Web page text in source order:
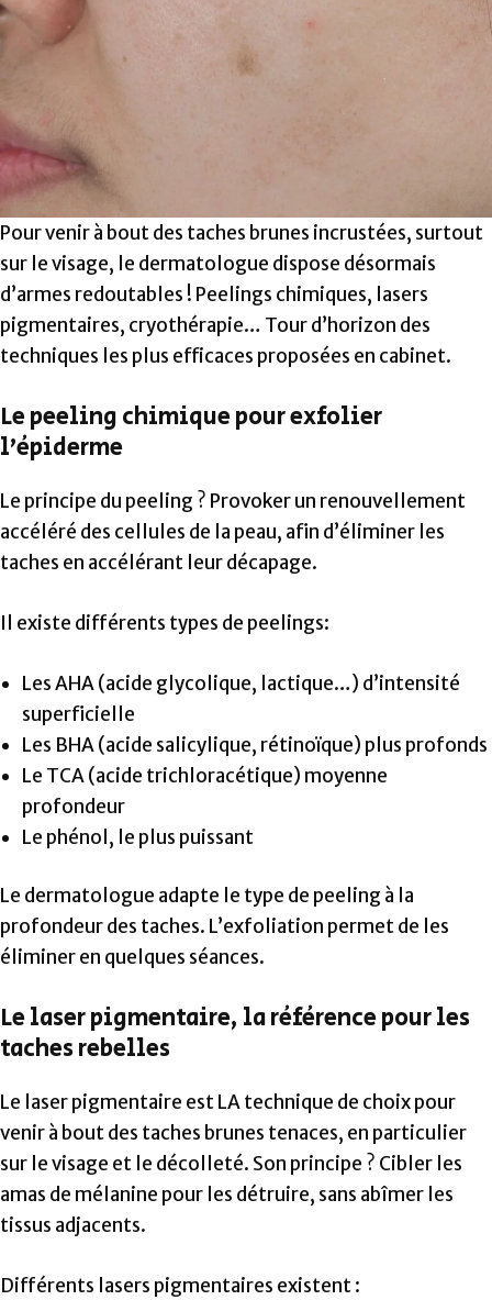
Pour venir à bout des taches brunes incrustées, surtout
sur le visage, le dermatologue dispose désormais
d’armes redoutables ! Peelings chimiques, lasers
pigmentaires, cryothérapie… Tour d’horizon des
techniques les plus efficaces proposées en cabinet.
Le peeling chimique pour exfolier
l’épiderme
Le principe du peeling ? Provoker un renouvellement
accéléré des cellules de la peau, afin d’éliminer les
taches en accélérant leur décapage.
Il existe différents types de peelings:
Les AHA (acide glycolique, lactique…) d’intensité
superficielle
Les BHA (acide salicylique, rétinoïque) plus profonds
Le TCA (acide trichloracétique) moyenne
profondeur
Le phénol, le plus puissant
Le dermatologue adapte le type de peeling à la
profondeur des taches. L’exfoliation permet de les
éliminer en quelques séances.
Le laser pigmentaire, la référence pour les
taches rebelles
Le laser pigmentaire est LA technique de choix pour
venir à bout des taches brunes tenaces, en particulier
sur le visage et le décolleté. Son principe ? Cibler les
amas de mélanine pour les détruire, sans abîmer les
tissus adjacents.
Différents lasers pigmentaires existent :